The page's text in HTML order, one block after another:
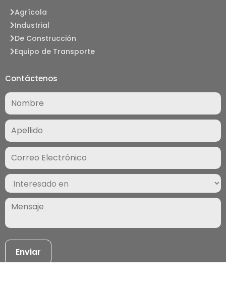
Agrícola
Industrial
De Construcción
Equipo de Transporte
Contáctenos
Nombre
(Required)
Correo
Electrónico
(Required)
Interesado
en
(Required)
Mensaje
(Required)